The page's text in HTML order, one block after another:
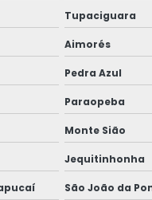
Cola Removível
Proteção Uv
Brilho
Segurança
Tupaciguara
Aimorés
Pedra Azul
Paraopeba
Monte Sião
Jequitinhonha
São João da